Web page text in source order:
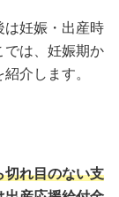
は妊娠・出産時
では、妊娠期か
介します。
切れ目のない支